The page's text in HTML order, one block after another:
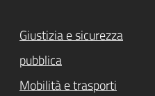
Giustizia e sicurezza
pubblica
Mobilità e trasporti